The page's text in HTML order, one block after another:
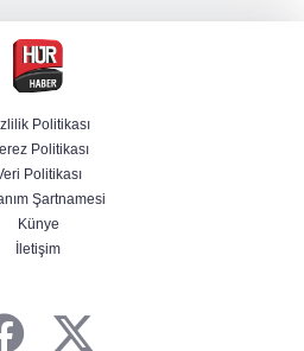
aranıyordu! Menderes Belediye
yakalandı
Erdoğan'dan Terörsüz
yerçekimi 7 saniyelik
Politikası
Politikası
Politikası
Şartnamesi
Künye
İletişim